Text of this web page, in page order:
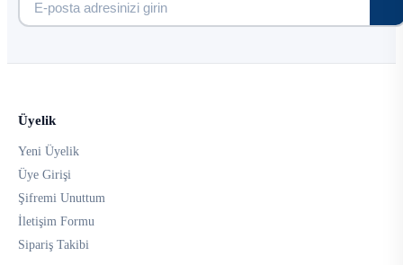
Üyelik
Yeni Üyelik
Üye Girişi
Şifremi Unuttum
İletişim Formu
Sipariş Takibi